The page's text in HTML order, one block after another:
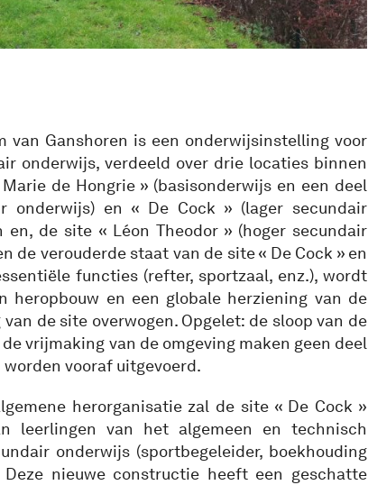
van Ganshoren is een onderwijsinstelling voor
onderwijs, verdeeld over drie locaties binnen
de Hongrie » (basisonderwijs en een deel
onderwijs) en « De Cock » (lager secundair
en, de site « Léon Theodor » (hoger secundair
de verouderde staat van de site « De Cock » en
functies (refter, sportzaal, enz.), wordt
heropbouw en een globale herziening van de
de site overwogen. Opgelet: de sloop van de
vrijmaking van de omgeving maken geen deel
vooraf uitgevoerd.
herorganisatie zal de site « De Cock »
leerlingen van het algemeen en technisch
onderwijs (sportbegeleider, boekhouding
nieuwe constructie heeft een geschatte